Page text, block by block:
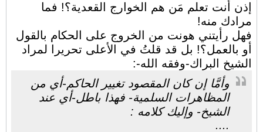
إذن أنت تعلم مَن هم الخوارج القعدية؟! فما
مرادك منه!
فهل رأيتني هونت من الخروج على الحكام بالقول
أو بالعمل؟! بل قد قلتُ في الأعلى تحريرا لمراد
الشيخ البراك-وفقه الله-:
وأمَّا إن كان المقصود تغيير الحاكم-أي من
المظاهرات السلمية- فهذا باطل-أي عند
الشيخ- وإليك كلامه :
....